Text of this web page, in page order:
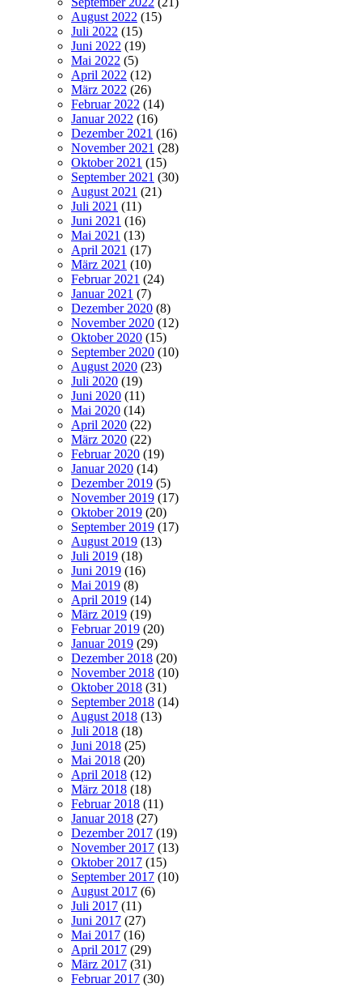
August 2022 (15)
Juli 2022 (15)
Juni 2022 (19)
Mai 2022 (5)
April 2022 (12)
März 2022 (26)
Februar 2022 (14)
Januar 2022 (16)
Dezember 2021 (16)
November 2021 (28)
Oktober 2021 (15)
September 2021 (30)
August 2021 (21)
Juli 2021 (11)
Juni 2021 (16)
Mai 2021 (13)
April 2021 (17)
März 2021 (10)
Februar 2021 (24)
Januar 2021 (7)
Dezember 2020 (8)
November 2020 (12)
Oktober 2020 (15)
September 2020 (10)
August 2020 (23)
Juli 2020 (19)
Juni 2020 (11)
Mai 2020 (14)
April 2020 (22)
März 2020 (22)
Februar 2020 (19)
Januar 2020 (14)
Dezember 2019 (5)
November 2019 (17)
Oktober 2019 (20)
September 2019 (17)
August 2019 (13)
Juli 2019 (18)
Juni 2019 (16)
Mai 2019 (8)
April 2019 (14)
März 2019 (19)
Februar 2019 (20)
Januar 2019 (29)
Dezember 2018 (20)
November 2018 (10)
Oktober 2018 (31)
September 2018 (14)
August 2018 (13)
Juli 2018 (18)
Juni 2018 (25)
Mai 2018 (20)
April 2018 (12)
März 2018 (18)
Februar 2018 (11)
Januar 2018 (27)
Dezember 2017 (19)
November 2017 (13)
Oktober 2017 (15)
September 2017 (10)
August 2017 (6)
Juli 2017 (11)
Juni 2017 (27)
Mai 2017 (16)
April 2017 (29)
März 2017 (31)
Februar 2017 (30)